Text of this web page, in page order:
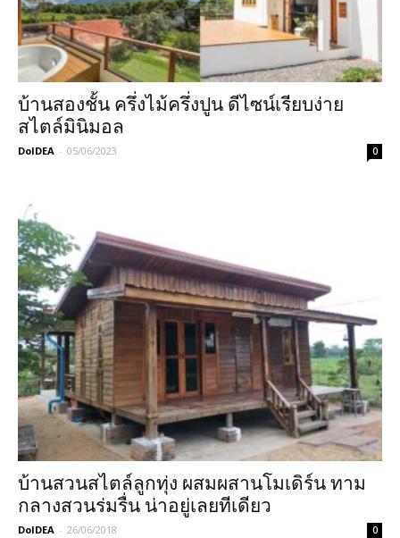
บ้านสองชั้น ครึ่งไม้ครึ่งปูน ดีไซน์เรียบง่าย
สไตล์มินิมอล
DoIDEA - 05/06/2023 0
บ้านสวนสไตล์ลูกทุ่ง ผสมผสานโมเดิร์น ทาม
กลางสวนร่มรื่น น่าอยู่เลยทีเดียว
DoIDEA - 26/06/2018 0